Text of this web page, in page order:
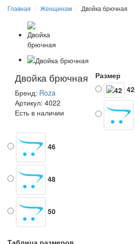
Главная Женщинам Двойка брючная
Двойка брючная
Бренд: Roza
Артикул: 4022
Есть в наличии
Размер
42
46
48
50